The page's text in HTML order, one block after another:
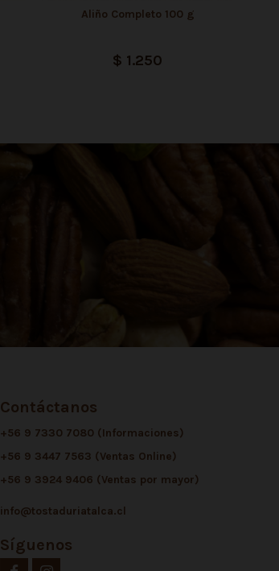
Aliño Completo 100 g
$ 1.250
Contáctanos
+56 9 7330 7080 (Informaciones)
+56 9 3447 7563 (Ventas Online)
+56 9 3924 9406 (Ventas por mayor)
info@tostaduriatalca.cl
Síguenos